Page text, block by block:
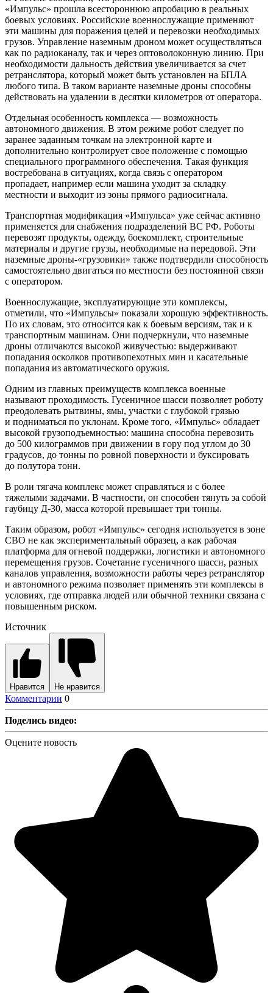
«Импульс» прошла всестороннюю апробацию в реальных
боевых условиях. Российские военнослужащие применяют
эти машины для поражения целей и перевозки необходимых
грузов. Управление наземным дроном может осуществляться
как по радиоканалу, так и через оптоволоконную линию. При
необходимости дальность действия увеличивается за счет
ретранслятора, который может быть установлен на БПЛА
любого типа. В таком варианте наземные дроны способны
действовать на удалении в десятки километров от оператора.
Отдельная особенность комплекса — возможность
автономного движения. В этом режиме робот следует по
заранее заданным точкам на электронной карте и
дополнительно контролирует свое положение с помощью
специального программного обеспечения. Такая функция
востребована в ситуациях, когда связь с оператором
пропадает, например если машина уходит за складку
местности и выходит из зоны прямого радиосигнала.
Транспортная модификация «Импульса» уже сейчас активно
применяется для снабжения подразделений ВС РФ. Роботы
перевозят продукты, одежду, боекомплект, строительные
материалы и другие грузы, необходимые на передовой. Эти
наземные дроны-«грузовики» также подтвердили способность
самостоятельно двигаться по местности без постоянной связи
с оператором.
Военнослужащие, эксплуатирующие эти комплексы,
отметили, что «Импульсы» показали хорошую эффективность.
По их словам, это относится как к боевым версиям, так и к
транспортным машинам. Они подчеркнули, что наземные
дроны отличаются высокой живучестью: выдерживают
попадания осколков противопехотных мин и касательные
попадания из автоматического оружия.
Одним из главных преимуществ комплекса военные
называют проходимость. Гусеничное шасси позволяет роботу
преодолевать рытвины, ямы, участки с глубокой грязью
и подниматься по уклонам. Кроме того, «Импульс» обладает
высокой грузоподъемностью: машина способна перевозить
до 500 килограммов при движении в гору под углом до 30
градусов, до тонны по ровной поверхности и буксировать
до полутора тонн.
В роли тягача комплекс может справляться и с более
тяжелыми задачами. В частности, он способен тянуть за собой
гаубицу Д-30, масса которой превышает три тонны.
Таким образом, робот «Импульс» сегодня используется в зоне
СВО не как экспериментальный образец, а как рабочая
платформа для огневой поддержки, логистики и автономного
перемещения грузов. Сочетание гусеничного шасси, разных
каналов управления, возможности работы через ретранслятор
и автономного режима позволяет применять эти комплексы в
условиях, где отправка людей или обычной техники связана с
повышенным риском.
Источник
Нравится Не нравится
Комментарии 0
Поделись видео:
Оцените новость